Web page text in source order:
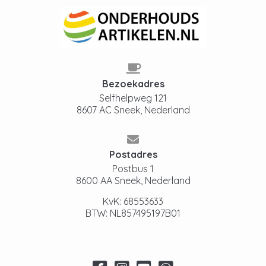
Bezoekadres
Selfhelpweg 121
8607 AC Sneek, Nederland
Postadres
Postbus 1
8600 AA Sneek, Nederland
KvK: 68553633
BTW: NL857495197B01